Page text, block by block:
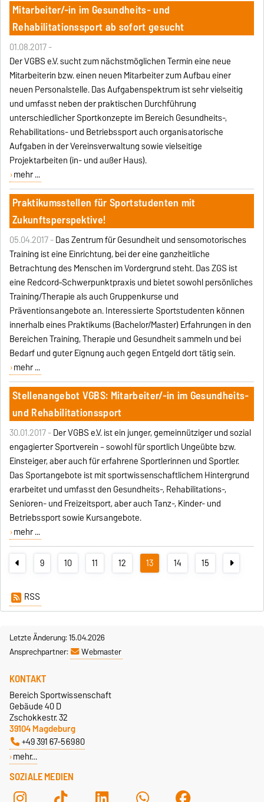
Mitarbeiter/-in im Gesundheits- und
Rehabilitationssport ab sofort gesucht
01.08.2017 -
Der VGBS e.V. sucht zum nächstmöglichen Termin eine neue
Mitarbeiterin bzw. einen neuen Mitarbeiter zum Aufbau einer
neuen Personalstelle. Das Aufgabenspektrum ist sehr vielseitig
und umfasst neben der praktischen Durchführung
unterschiedlicher Sportkonzepte im Bereich Gesundheits-,
Rehabilitations- und Betriebssport auch organisatorische
Aufgaben in der Vereinsverwaltung sowie vielseitige
Projektarbeiten (in- und außer Haus).
mehr ...
Praktikumsstellen für Sportstudenten mit
Zukunftsperspektive!
05.04.2017 -Das Zentrum für Gesundheit und sensomotorisches
Training ist eine Einrichtung, bei der eine ganzheitliche
Betrachtung des Menschen im Vordergrund steht. Das ZGS ist
eine Redcord–Schwerpunktpraxis und bietet sowohl persönliches
Training/Therapie als auch Gruppenkurse und
Präventionsangebote an. Interessierte Sportstudenten können
innerhalb eines Praktikums (Bachelor/Master) Erfahrungen in den
Bereichen Training, Therapie und Gesundheit sammeln und bei
Bedarf und guter Eignung auch gegen Entgeld dort tätig sein.
mehr ...
Stellenangebot VGBS: Mitarbeiter/-in im Gesundheits-
und Rehabilitationssport
30.01.2017 -Der VGBS e.V. ist ein junger, gemeinnütziger und sozial
engagierter Sportverein – sowohl für sportlich Ungeübte bzw.
Einsteiger, aber auch für erfahrene Sportlerinnen und Sportler.
Das Sportangebote ist mit sportwissenschaftlichem Hintergrund
erarbeitet und umfasst den Gesundheits-, Rehabilitations-,
Senioren- und Freizeitsport, aber auch Tanz-, Kinder- und
Betriebssport sowie Kursangebote.
mehr ...
9 10 11 12 13 14 15
RSS
Letzte Änderung: 15.04.2026
Ansprechpartner:
Webmaster
SOZIALE MEDIEN
KONTAKT
Bereich Sportwissenschaft
Gebäude 40 D
Zschokkestr. 32
39104 Magdeburg
+49 391 67-56980
mehr…